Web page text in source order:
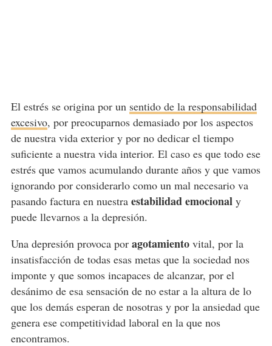
El estrés se origina por un sentido de la responsabilidad
excesivo, por preocuparnos demasiado por los aspectos
de nuestra vida exterior y por no dedicar el tiempo
suficiente a nuestra vida interior. El caso es que todo ese
estrés que vamos acumulando durante años y que vamos
ignorando por considerarlo como un mal necesario va
pasando factura en nuestra estabilidad emocionaly
puede llevarnos a la depresión.
Una depresión provoca por agotamientovital, por la
insatisfacción de todas esas metas que la sociedad nos
imponte y que somos incapaces de alcanzar, por el
desánimo de esa sensación de no estar a la altura de lo
que los demás esperan de nosotras y por la ansiedad que
genera ese competitividad laboral en la que nos
encontramos.